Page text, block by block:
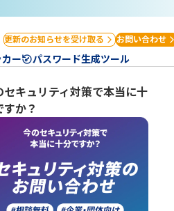
更新のお知らせを受け取る お問い合わせ
ー パスワード生成ツール
セキュリティ対策で本当に十
すか？